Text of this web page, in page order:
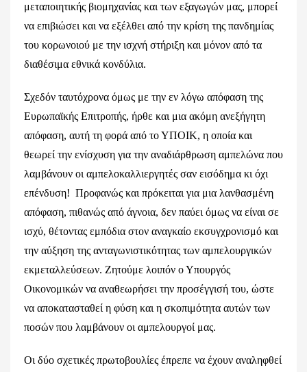
μεταποιητικής βιομηχανίας και των εξαγωγών μας, μπορεί
να επιβιώσει και να εξέλθει από την κρίση της πανδημίας
του κορωνοιού με την ισχνή στήριξη και μόνον από τα
διαθέσιμα εθνικά κονδύλια.
Σχεδόν ταυτόχρονα όμως με την εν λόγω απόφαση της
Ευρωπαϊκής Επιτροπής, ήρθε και μια ακόμη ανεξήγητη
απόφαση, αυτή τη φορά από το ΥΠΟΙΚ, η οποία και
θεωρεί την ενίσχυση για την αναδιάρθρωση αμπελώνα που
λαμβάνουν οι αμπελοκαλλιεργητές σαν εισόδημα κι όχι
επένδυση! Προφανώς και πρόκειται για μια λανθασμένη
απόφαση, πιθανώς από άγνοια, δεν παύει όμως να είναι σε
ισχύ, θέτοντας εμπόδια στον αναγκαίο εκσυγχρονισμό και
την αύξηση της ανταγωνιστικότητας των αμπελουργικών
εκμεταλλεύσεων. Ζητούμε λοιπόν ο Υπουργός
Οικονομικών να αναθεωρήσει την προσέγγισή του, ώστε
να αποκατασταθεί η φύση και η σκοπιμότητα αυτών των
ποσών που λαμβάνουν οι αμπελουργοί μας.
Οι δύο σχετικές πρωτοβουλίες έπρεπε να έχουν αναληφθεί